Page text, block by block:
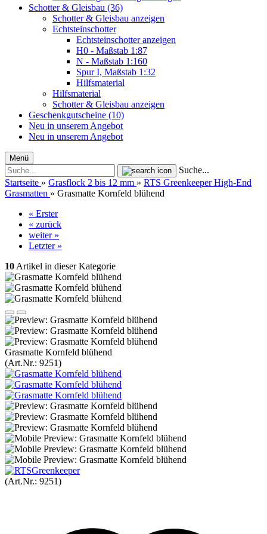
Schotter & Gleisbau (36)
Schotter & Gleisbau anzeigen
Echtsteinschotter
Echtsteinschotter anzeigen
H0 - Maßstab 1:87
N - Maßstab 1:160
Spur I, Maßstab 1:32
Hilfsmaterial
Hilfsmaterial
Schotter & Gleisbau anzeigen
Geschenkgutscheine (10)
Neu in unserem Angebot
Neu in unserem Angebot
Menü
Suche...
Startseite » Grasflock 2 bis 12 mm » RTS Greenkeeper High-End
Grasmatten » Grasmatte Kornfeld blühend
« Erster
« zurück
weiter »
Letzter »
10 Artikel in dieser Kategorie
Grasmatte Kornfeld blühend
(Art.Nr.: 9251)
(Art.Nr.: 9251)